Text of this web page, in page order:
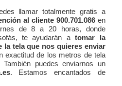
llamar totalmente gratis a
al cliente 900.701.086en
de 8 a 20 horas, donde
te ayudarán atomar la
la tela que nos quieres enviar
exactitud de los metros de tela
puedes enviarnos un
. Estamos encantados de